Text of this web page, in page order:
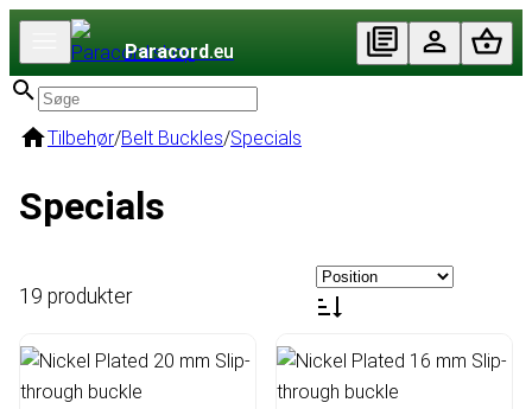
Paracord.eu
Tilbehør/Belt Buckles/Specials
Specials
19 produkter